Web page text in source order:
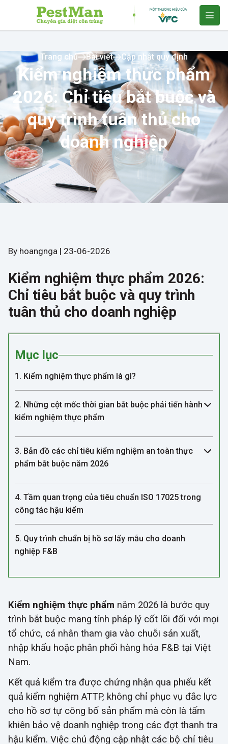
Trang chủ Bài viết Cập nhật quy định
Kiểm nghiệm thực phẩm
2026: Chỉ tiêu bắt buộc và
quy trình tuân thủ cho
doanh nghiệp
By hoangnga | 23-06-2026
Kiểm nghiệm thực phẩm 2026:
Chỉ tiêu bắt buộc và quy trình
tuân thủ cho doanh nghiệp
Mục lục
1. Kiểm nghiệm thực phẩm là gì?
2. Những cột mốc thời gian bắt buộc phải tiến hành
kiểm nghiệm thực phẩm
3. Bản đồ các chỉ tiêu kiểm nghiệm an toàn thực
phẩm bắt buộc năm 2026
4. Tầm quan trọng của tiêu chuẩn ISO 17025 trong
công tác hậu kiểm
5. Quy trình chuẩn bị hồ sơ lấy mẫu cho doanh
nghiệp F&B
Kiểm nghiệm thực phẩm năm 2026 là bước quy
trình bắt buộc mang tính pháp lý cốt lõi đối với mọi
tổ chức, cá nhân tham gia vào chuỗi sản xuất,
nhập khẩu hoặc phân phối hàng hóa F&B tại Việt
Nam.
Kết quả kiểm tra được chứng nhận qua phiếu kết
quả kiểm nghiệm ATTP, không chỉ phục vụ đắc lực
cho hồ sơ tự công bố sản phẩm mà còn là tấm
khiên bảo vệ doanh nghiệp trong các đợt thanh tra
hậu kiểm. Việc chủ động cập nhật các bộ chỉ tiêu